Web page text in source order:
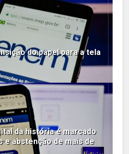
do papel para a tela
da história é marcado
e abstenção de mais de